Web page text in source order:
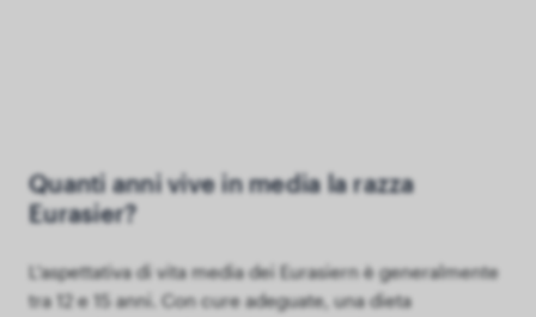
Quanti anni vive in media la razza
Eurasier?
L'aspettativa di vita media dei Eurasiern è generalmente
tra 12 e 15 anni. Con cure adeguate, una dieta